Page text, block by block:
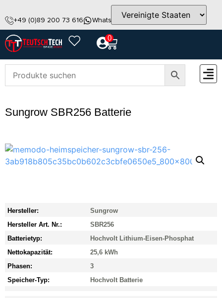
+49 (0)89 200 73 616 WhatsApp info@teutschtech.com
0
Sungrow SBR256 Batterie
Hersteller:
Sungrow
Hersteller Art. Nr.:
SBR256
Batterietyp:
Hochvolt Lithium-Eisen-Phosphat
Nettokapazität:
25,6 kWh
Phasen:
3
Speicher-Typ:
Hochvolt Batterie